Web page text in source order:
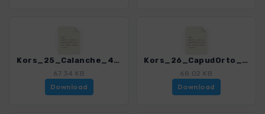
Kors_25_Calanche_4280_18.gpx
67.34 KB
Download
Kors_26_CapudOrto_4280_18.gpx
68.02 KB
Download